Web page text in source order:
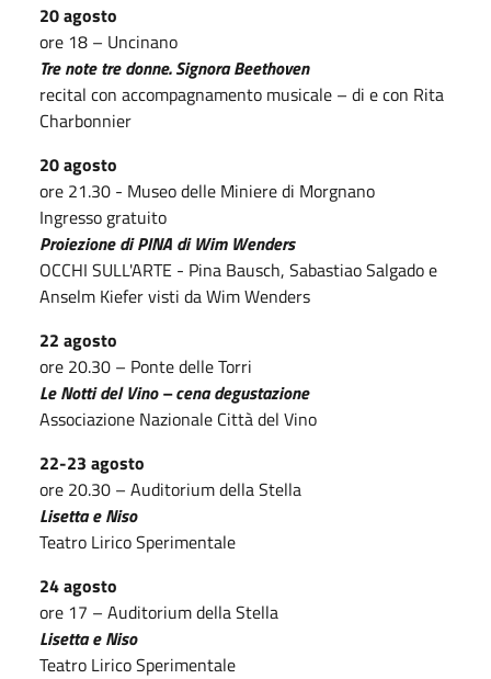
20 agosto
ore 18 – Uncinano
Tre note tre donne. Signora Beethoven
recital con accompagnamento musicale – di e con Rita
Charbonnier
20 agosto
ore 21.30 - Museo delle Miniere di Morgnano
Ingresso gratuito
Proiezione di PINA di Wim Wenders
OCCHI SULL'ARTE - Pina Bausch, Sabastiao Salgado e
Anselm Kiefer visti da Wim Wenders
22 agosto
ore 20.30 – Ponte delle Torri
Le Notti del Vino – cena degustazione
Associazione Nazionale Città del Vino
22-23 agosto
ore 20.30 – Auditorium della Stella
Lisetta e Niso
Teatro Lirico Sperimentale
24 agosto
ore 17 – Auditorium della Stella
Lisetta e Niso
Teatro Lirico Sperimentale